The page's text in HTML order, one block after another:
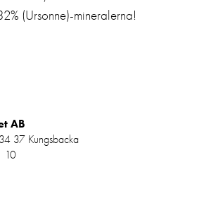
(Ursonne)-mineralerna!
Ledkur pellets • Ledkur liquid
AB
37 Kungsbacka
10